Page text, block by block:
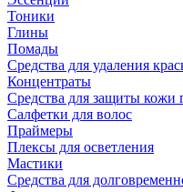
Тоники
Глины
Помады
Средства для удаления
Концентраты
Средства для защиты кожи
Салфетки для волос
Праймеры
Плексы для осветления
Мастики
Средства для